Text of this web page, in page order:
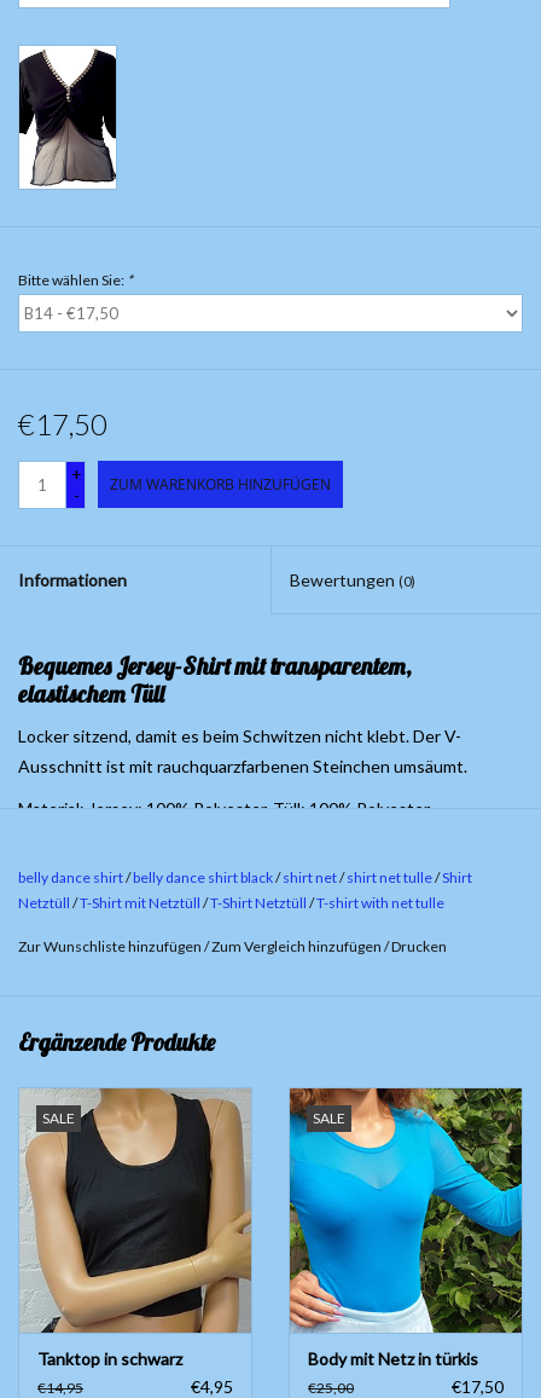
Yoga Kleidung
Schmuck
Bitte wählen Sie: *
€17,50
+
-
ZUM WARENKORB HINZUFÜGEN
Informationen Bewertungen (0)
Bequemes Jersey-Shirt mit transparentem,
elastischem Tüll
Locker sitzend, damit es beim Schwitzen nicht klebt. Der V-
Ausschnitt ist mit rauchquarzfarbenen Steinchen umsäumt.
Material: Jersey: 100% Polyester, Tüll: 100% Polyester
trocknergeeignet
Nur Grösse S
belly dance shirt/belly dance shirt black/shirt net/shirt net tulle/Shirt
Netztüll /T-Shirt mit Netztüll /T-Shirt Netztüll /T-shirt with net tulle
Zur Wunschliste hinzufügen /Zum Vergleich hinzufügen /Drucken
Ergänzende Produkte
SALE
Tanktop in schwarz
€14,95 €4,95
SALE
Body mit Netz in türkis
€25,00 €17,50